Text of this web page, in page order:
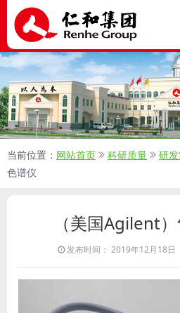
当前位置： 网站首页 科研质量 研
色谱仪
（美国Agilent
发布时间： 2019年12月18日